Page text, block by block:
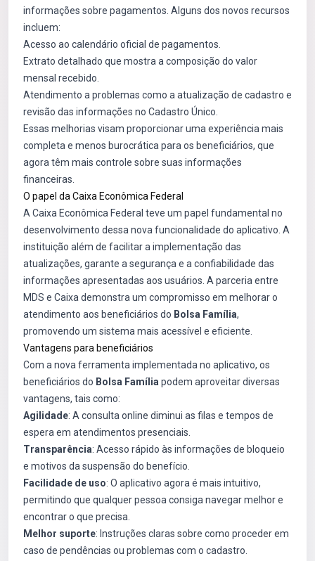
informações sobre pagamentos. Alguns dos novos recursos
incluem:
Acesso ao calendário oficial de pagamentos.
Extrato detalhado que mostra a composição do valor
mensal recebido.
Atendimento a problemas como a atualização de cadastro e
revisão das informações no Cadastro Único.
Essas melhorias visam proporcionar uma experiência mais
completa e menos burocrática para os beneficiários, que
agora têm mais controle sobre suas informações
financeiras.
O papel da Caixa Econômica Federal
A Caixa Econômica Federal teve um papel fundamental no
desenvolvimento dessa nova funcionalidade do aplicativo. A
instituição além de facilitar a implementação das
atualizações, garante a segurança e a confiabilidade das
informações apresentadas aos usuários. A parceria entre
MDS e Caixa demonstra um compromisso em melhorar o
atendimento aos beneficiários do Bolsa Família,
promovendo um sistema mais acessível e eficiente.
Vantagens para beneficiários
Com a nova ferramenta implementada no aplicativo, os
beneficiários do Bolsa Família podem aproveitar diversas
vantagens, tais como:
Agilidade: A consulta online diminui as filas e tempos de
espera em atendimentos presenciais.
Transparência: Acesso rápido às informações de bloqueio
e motivos da suspensão do benefício.
Facilidade de uso: O aplicativo agora é mais intuitivo,
permitindo que qualquer pessoa consiga navegar melhor e
encontrar o que precisa.
Melhor suporte: Instruções claras sobre como proceder em
caso de pendências ou problemas com o cadastro.